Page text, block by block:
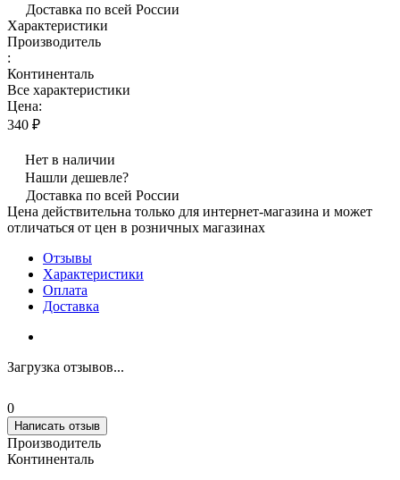
Доставка по всей России
Характеристики
Производитель
:
Континенталь
Все характеристики
Цена:
340 ₽
Нет в наличии
Нашли дешевле?
Доставка по всей России
Цена действительна только для интернет-магазина и может
отличаться от цен в розничных магазинах
Отзывы
Характеристики
Оплата
Доставка
Загрузка отзывов...
0
Написать отзыв
Производитель
Континенталь